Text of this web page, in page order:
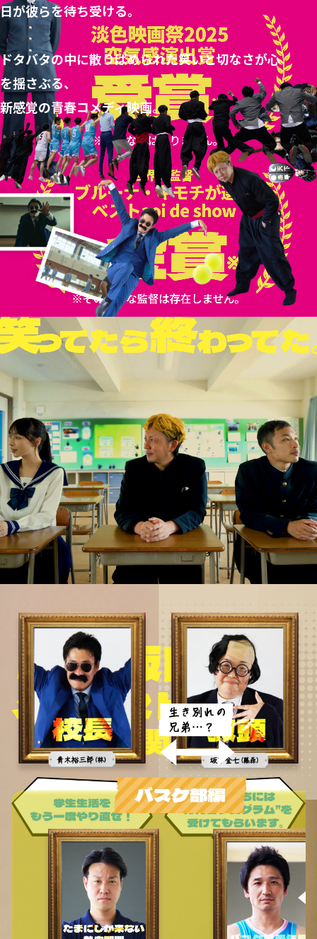
日が彼らを待ち受ける。
ドタバタの中に散りばめられた笑いと切なさが心
を揺さぶる、
新感覚の青春コメディ映画。